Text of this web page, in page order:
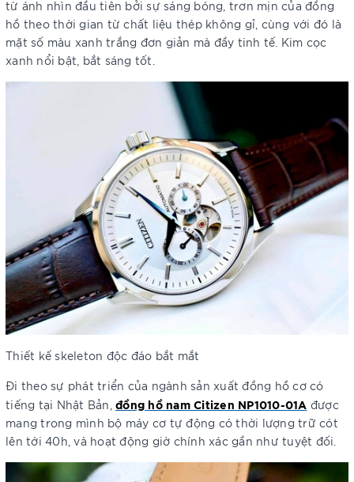
từ ánh nhìn đầu tiên bởi sự sáng bóng, trơn mịn của đồng
hồ theo thời gian từ chất liệu thép không gỉ, cùng với đó là
mặt số màu xanh trắng đơn giản mà đầy tinh tế. Kim cọc
xanh nổi bật, bắt sáng tốt.
Thiết kế skeleton độc đáo bắt mắt
Đi theo sự phát triển của ngành sản xuất đồng hồ cơ có
tiếng tại Nhật Bản, đồng hồ nam Citizen NP1010-01A được
mang trong mình bộ máy cơ tự động có thời lượng trữ cót
lên tới 40h, và hoạt động giờ chính xác gần như tuyệt đối.